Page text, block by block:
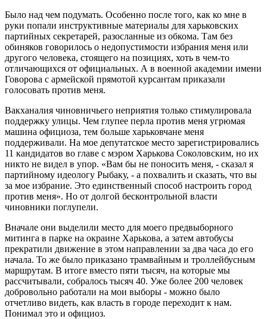
Было над чем подумать. Особенно после того, как ко мне в
руки попали инструктивные материалы для харьковских
партийных секретарей, разосланные из обкома. Там без
обиняков говорилось о недопустимости избрания меня или
другого человека, стоящего на позициях, хоть в чем-то
отличающихся от официальных. А в военной академии имени
Говорова с армейской прямотой курсантам приказали
голосовать против меня.
Вакханалия чиновничьего неприятия только стимулировала
поддержку улицы. Чем глупее перла против меня угрюмая
машина официоза, тем больше харьковчане меня
поддерживали. На мое депутатское место зарегистрировались
11 кандидатов во главе с мэром Харькова Соколовским, но их
никто не видел в упор. «Вам бы не поносить меня, - сказал я
партийному идеологу Рыбаку, - а похвалить и сказать, что вы
за мое избрание. Это единственный способ настроить город
против меня». Но от долгой бесконтрольной власти
чиновники поглупели.
Вначале они выделили место для моего предвыборного
митинга в парке на окраине Харькова, а затем автобусы
прекратили движение в этом направлении за два часа до его
начала. То же было приказано трамвайным и троллейбусным
маршрутам. В итоге вместо пяти тысяч, на которые мы
рассчитывали, собралось тысяч 40. Уже более 200 человек
добровольно работали на мои выборы - можно было
отчетливо видеть, как власть в городе переходит к нам.
Понимал это и официоз.